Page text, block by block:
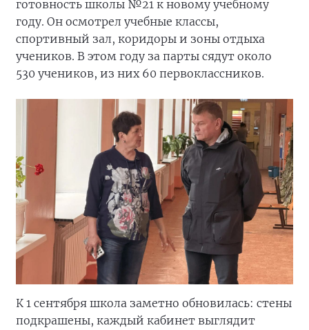
готовность школы №21 к новому учебному
году. Он осмотрел учебные классы,
спортивный зал, коридоры и зоны отдыха
учеников. В этом году за парты сядут около
530 учеников, из них 60 первоклассников.
К 1 сентября школа заметно обновилась: стены
подкрашены, каждый кабинет выглядит